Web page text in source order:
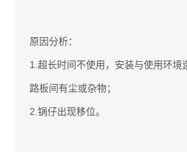
原因分析：
1.超长时间不使用，安装与使用环境
路板间有尘或杂物；
2.锅仔出现移位。